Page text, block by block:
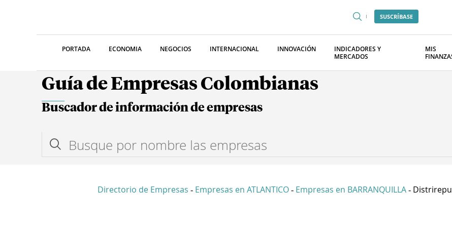
SUSCRÍBASE
PORTADA ECONOMIA NEGOCIOS INTERNACIONAL INNOVACIÓN
INDICADORES Y
MERCADOS
MIS
Guía de Empresas Colombianas
Buscador de información de empresas
Directorio de Empresas - Empresas en ATLANTICO - Empresas en BARRANQUILLA -